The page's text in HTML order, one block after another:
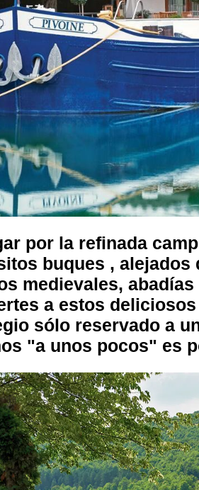
por la refinada
buques ,
medievales,
a estos
sólo reservado a
"a unos pocos" es